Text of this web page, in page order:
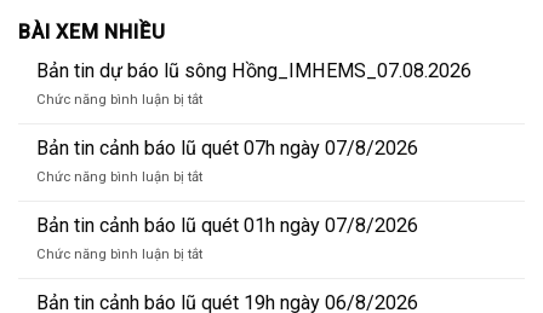
BÀI XEM NHIỀU
Bản tin dự báo lũ sông Hồng_IMHEMS_07.08.2026
Chức năng bình luận bị tắtở
tin
báo
sông
Hồng_IMHEMS_07.08.2026
Bản tin cảnh báo lũ quét 07h ngày 07/8/2026
Chức năng bình luận bị tắtở
tin
báo
quét
Bản tin cảnh báo lũ quét 01h ngày 07/8/2026
Chức năng bình luận bị tắtở
tin
Bản tin cảnh báo lũ quét 19h ngày 06/8/2026